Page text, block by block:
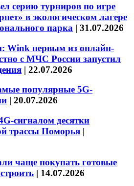
серию турниров по игре
в экологическом лагере
парка | 31.07.2026
Wink первым из онлайн-
с МЧС России запустил
| 22.07.2026
популярные 5G-
| 20.07.2026
сигналом десятки
трассы Поморья |
чаще покупать готовые
| 14.07.2026